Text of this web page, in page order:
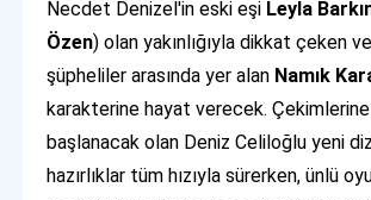
Necdet Denizel'in eski eşi Leyla
Özen) olan yakınlığıyla dikkat çeken
şüpheliler arasında yer alan Namık
karakterine hayat verecek. Çekimlerine
başlanacak olan Deniz Celiloğlu yeni
hazırlıklar tüm hızıyla sürerken, ünlü